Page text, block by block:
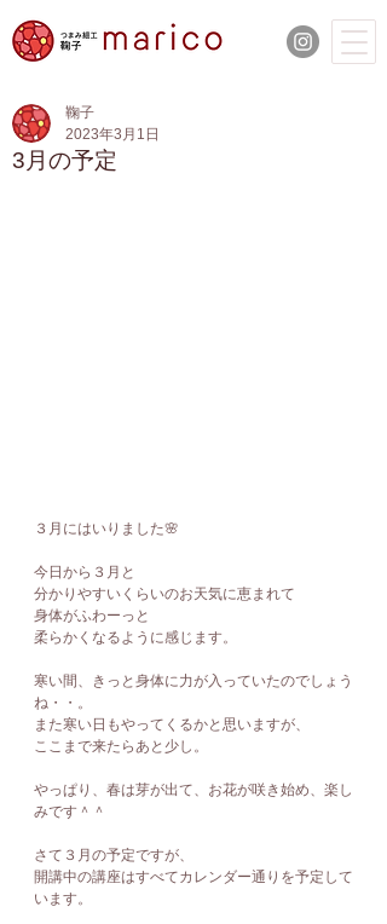
3月の予定
鞠子
2023年3月1日
３月にはいりました🌸
今日から３月と
分かりやすいくらいのお天気に恵まれて
身体がふわーっと
柔らかくなるように感じます。
寒い間、きっと身体に力が入っていたのでしょう
ね・・。
また寒い日もやってくるかと思いますが、
ここまで来たらあと少し。
やっぱり、春は芽が出て、お花が咲き始め、楽し
みです＾＾
さて３月の予定ですが、
開講中の講座はすべてカレンダー通りを予定して
います。